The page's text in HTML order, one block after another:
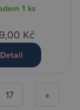
1 ks
Kč
Detail
17 »